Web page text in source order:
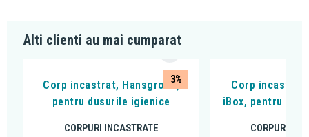
Alti clienti au mai cumparat
3%
Corp incastrat, Hansgrohe,
pentru dusurile igienice
CORPURI INCASTRATE
Corp incastrat
iBox, pentru
CORPURI